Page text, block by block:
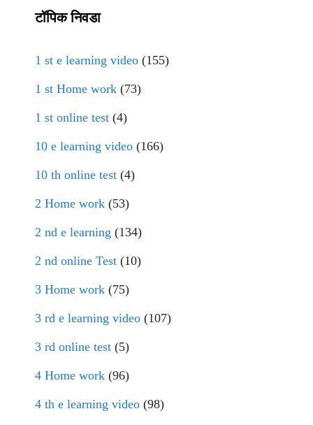
टॉपिक निवडा
1 st e learning video (155)
1 st Home work (73)
1 st online test (4)
10 e learning video (166)
10 th online test (4)
2 Home work (53)
2 nd e learning (134)
2 nd online Test (10)
3 Home work (75)
3 rd e learning video (107)
3 rd online test (5)
4 Home work (96)
4 th e learning video (98)